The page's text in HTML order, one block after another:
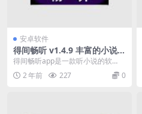
安卓软件
得间畅听 v1.4.9 丰富的小说音
频资源，去广告解锁高级版
得间畅听app是一款听小说的软
件，里面偶丰富的小说音频资源可
以试听，软件每天也会...
2 年前 227 0